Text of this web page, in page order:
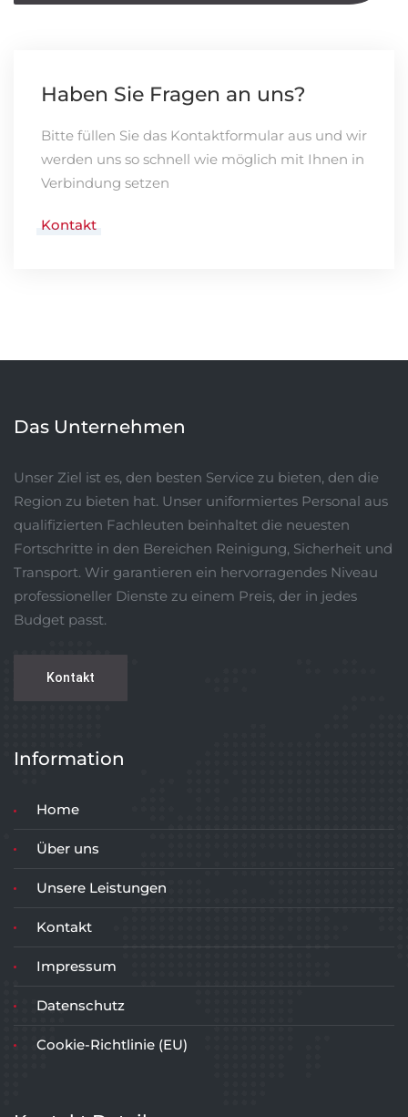
Haben Sie Fragen an uns?
Bitte füllen Sie das Kontaktformular aus und wir
werden uns so schnell wie möglich mit Ihnen in
Verbindung setzen
Kontakt
Das Unternehmen
Unser Ziel ist es, den besten Service zu bieten, den die
Region zu bieten hat. Unser uniformiertes Personal aus
qualifizierten Fachleuten beinhaltet die neuesten
Fortschritte in den Bereichen Reinigung, Sicherheit und
Transport. Wir garantieren ein hervorragendes Niveau
professioneller Dienste zu einem Preis, der in jedes
Budget passt.
Kontakt
Information
Home
Über uns
Unsere Leistungen
Kontakt
Impressum
Datenschutz
Cookie-Richtlinie (EU)